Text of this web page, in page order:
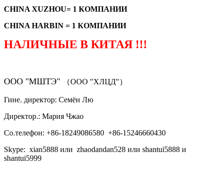
CHINA XUZHOU= 1 КОМПАНИИ
CHINA HARBIN = 1 КОМПАНИИ
НАЛИЧНЫЕ В КИТАЯ !!!
ООО "МШТЭ" （ООО "ХЛЦД"）
Гине. директор: Семён Лю
Директор.: Мария Чжао
Со.телефон: +86-18249086580 +86-15246660430
Skype: xian5888 или zhaodandan528 или shantui5888 и
shantui5999